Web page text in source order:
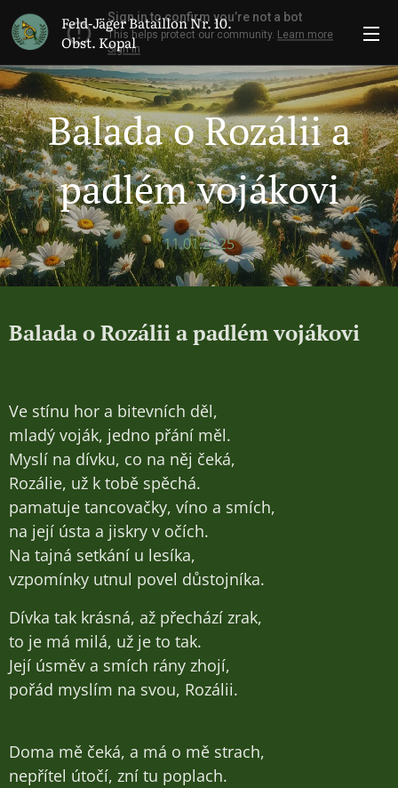
Feld-Jäger Bataillon Nr. 10.
Obst. Kopal
Balada o Rozálii a
padlém vojákovi
11.01.2025
Balada o Rozálii a padlém vojákovi
Ve stínu hor a bitevních děl,
mladý voják, jedno přání měl.
Myslí na dívku, co na něj čeká,
Rozálie, už k tobě spěchá.
pamatuje tancovačky, víno a smích,
na její ústa a jiskry v očích.
Na tajná setkání u lesíka,
vzpomínky utnul povel důstojníka.
Dívka tak krásná, až přechází zrak,
to je má milá, už je to tak.
Její úsměv a smích rány zhojí,
pořád myslím na svou, Rozálii.
Doma mě čeká, a má o mě strach,
nepřítel útočí, zní tu poplach.